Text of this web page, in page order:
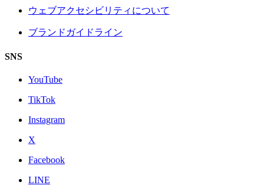
ウェブアクセシビリティについて
ブランドガイドライン
SNS
YouTube
TikTok
Instagram
X
Facebook
LINE